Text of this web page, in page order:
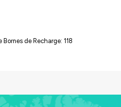
Bornes de Recharge: 118